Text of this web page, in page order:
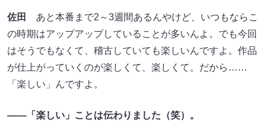
佐田
あと本番まで2～3週間あるんやけど、いつもならこ
の時期はアップアップしていることが多いんよ。でも今回
はそうでもなくて、稽古していても楽しいんですよ。作品
が仕上がっていくのが楽しくて、楽しくて。だから……
「楽しい」んですよ。
――「楽しい」ことは伝わりました（笑）。